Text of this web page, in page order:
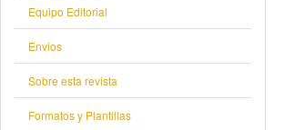
Equipo Editorial
Envios
Sobre esta revista
Formatos y Plantillas